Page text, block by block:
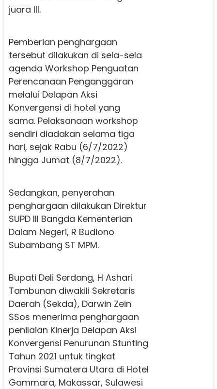
juara III.
Pemberian penghargaan
tersebut dilakukan di sela-sela
agenda Workshop Penguatan
Perencanaan Penganggaran
melalui Delapan Aksi
Konvergensi di hotel yang
sama. Pelaksanaan workshop
sendiri diadakan selama tiga
hari, sejak Rabu (6/7/2022)
hingga Jumat (8/7/2022).
Sedangkan, penyerahan
penghargaan dilakukan Direktur
SUPD III Bangda Kementerian
Dalam Negeri, R Budiono
Subambang ST MPM.
Bupati Deli Serdang, H Ashari
Tambunan diwakili Sekretaris
Daerah (Sekda), Darwin Zein
SSos menerima penghargaan
penilaian Kinerja Delapan Aksi
Konvergensi Penurunan Stunting
Tahun 2021 untuk tingkat
Provinsi Sumatera Utara di Hotel
Gammara, Makassar, Sulawesi